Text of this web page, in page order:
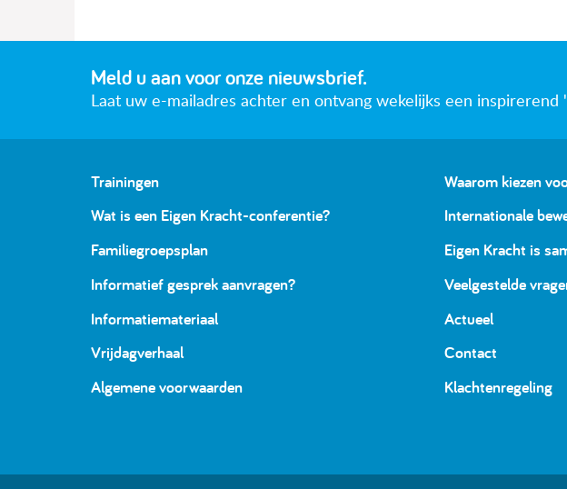
Meld u aan voor onze nieuwsbrief.
Laat uw e-mailadres achter en ontvang wekelijks een inspirerend
Trainingen
Wat is een Eigen Kracht-conferentie?
Familiegroepsplan
Informatief gesprek aanvragen?
Informatiemateriaal
Vrijdagverhaal
Algemene voorwaarden
Waarom kiezen
Internationale
Eigen Kracht is
Veelgestelde
Actueel
Contact
Klachtenregeling